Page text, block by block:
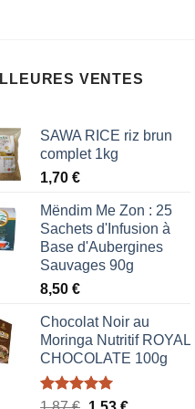
VENTES
SAWA RICE riz brun
complet 1kg
1,70 €
Mëndim Me Zon : 25
Sachets d'Infusion à
Base d'Aubergines
Sauvages 90g
8,50 €
Chocolat Noir au
Moringa Nutritif ROYAL
CHOCOLATE 100g
Note5.00
Le Le